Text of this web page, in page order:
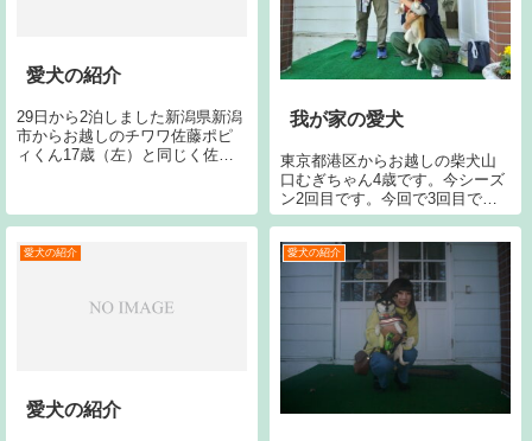
愛犬の紹介
29日から2泊しました新潟県新潟
市からお越しのチワワ佐藤ポピ
ィくん17歳（左）と同じく佐藤
我が家の愛犬
東京都港区からお越しの柴犬山
口むぎちゃん4歳です。今シーズ
ン2回目です。今回で3回目で
す。宜しくお願いいたします。
愛犬の紹介
愛犬の紹介
愛犬の紹介